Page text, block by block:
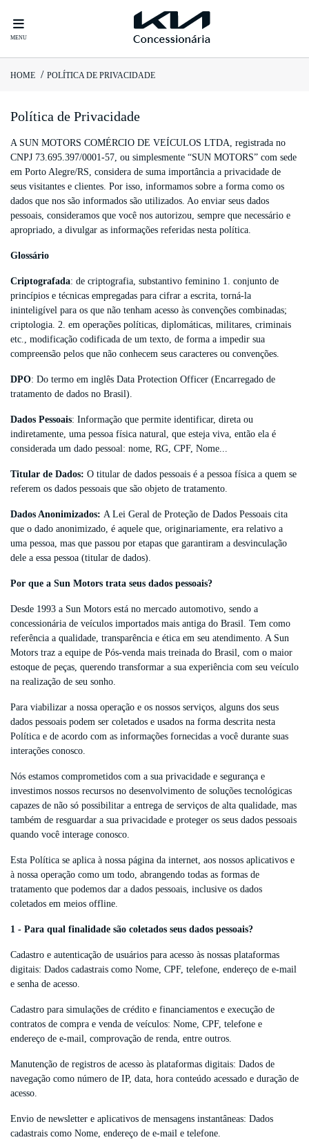
MENU
HOME POLÍTICA DE PRIVACIDADE
Política de Privacidade
A SUN MOTORS COMÉRCIO DE VEÍCULOS LTDA, registrada no
CNPJ 73.695.397/0001-57, ou simplesmente “SUN MOTORS” com sede
em Porto Alegre/RS, considera de suma importância a privacidade de
seus visitantes e clientes. Por isso, informamos sobre a forma como os
dados que nos são informados são utilizados. Ao enviar seus dados
pessoais, consideramos que você nos autorizou, sempre que necessário e
apropriado, a divulgar as informações referidas nesta política.
Glossário
Criptografada: de criptografia, substantivo feminino 1. conjunto de
princípios e técnicas empregadas para cifrar a escrita, torná-la
ininteligível para os que não tenham acesso às convenções combinadas;
criptologia. 2. em operações políticas, diplomáticas, militares, criminais
etc., modificação codificada de um texto, de forma a impedir sua
compreensão pelos que não conhecem seus caracteres ou convenções.
DPO: Do termo em inglês Data Protection Officer (Encarregado de
tratamento de dados no Brasil).
Dados Pessoais: Informação que permite identificar, direta ou
indiretamente, uma pessoa física natural, que esteja viva, então ela é
considerada um dado pessoal: nome, RG, CPF, Nome...
Titular de Dados: O titular de dados pessoais é a pessoa física a quem se
referem os dados pessoais que são objeto de tratamento.
Dados Anonimizados: A Lei Geral de Proteção de Dados Pessoais cita
que o dado anonimizado, é aquele que, originariamente, era relativo a
uma pessoa, mas que passou por etapas que garantiram a desvinculação
dele a essa pessoa (titular de dados).
Por que a Sun Motors trata seus dados pessoais?
Desde 1993 a Sun Motors está no mercado automotivo, sendo a
concessionária de veículos importados mais antiga do Brasil. Tem como
referência a qualidade, transparência e ética em seu atendimento. A Sun
Motors traz a equipe de Pós-venda mais treinada do Brasil, com o maior
estoque de peças, querendo transformar a sua experiência com seu veículo
na realização de seu sonho.
Para viabilizar a nossa operação e os nossos serviços, alguns dos seus
dados pessoais podem ser coletados e usados na forma descrita nesta
Política e de acordo com as informações fornecidas a você durante suas
interações conosco.
Nós estamos comprometidos com a sua privacidade e segurança e
investimos nossos recursos no desenvolvimento de soluções tecnológicas
capazes de não só possibilitar a entrega de serviços de alta qualidade, mas
também de resguardar a sua privacidade e proteger os seus dados pessoais
quando você interage conosco.
Esta Política se aplica à nossa página da internet, aos nossos aplicativos e
à nossa operação como um todo, abrangendo todas as formas de
tratamento que podemos dar a dados pessoais, inclusive os dados
coletados em meios offline.
1 - Para qual finalidade são coletados seus dados pessoais?
Cadastro e autenticação de usuários para acesso às nossas plataformas
digitais: Dados cadastrais como Nome, CPF, telefone, endereço de e-mail
e senha de acesso.
Cadastro para simulações de crédito e financiamentos e execução de
contratos de compra e venda de veículos: Nome, CPF, telefone e
endereço de e-mail, comprovação de renda, entre outros.
Manutenção de registros de acesso às plataformas digitais: Dados de
navegação como número de IP, data, hora conteúdo acessado e duração de
acesso.
Envio de newsletter e aplicativos de mensagens instantâneas: Dados
cadastrais como Nome, endereço de e-mail e telefone.